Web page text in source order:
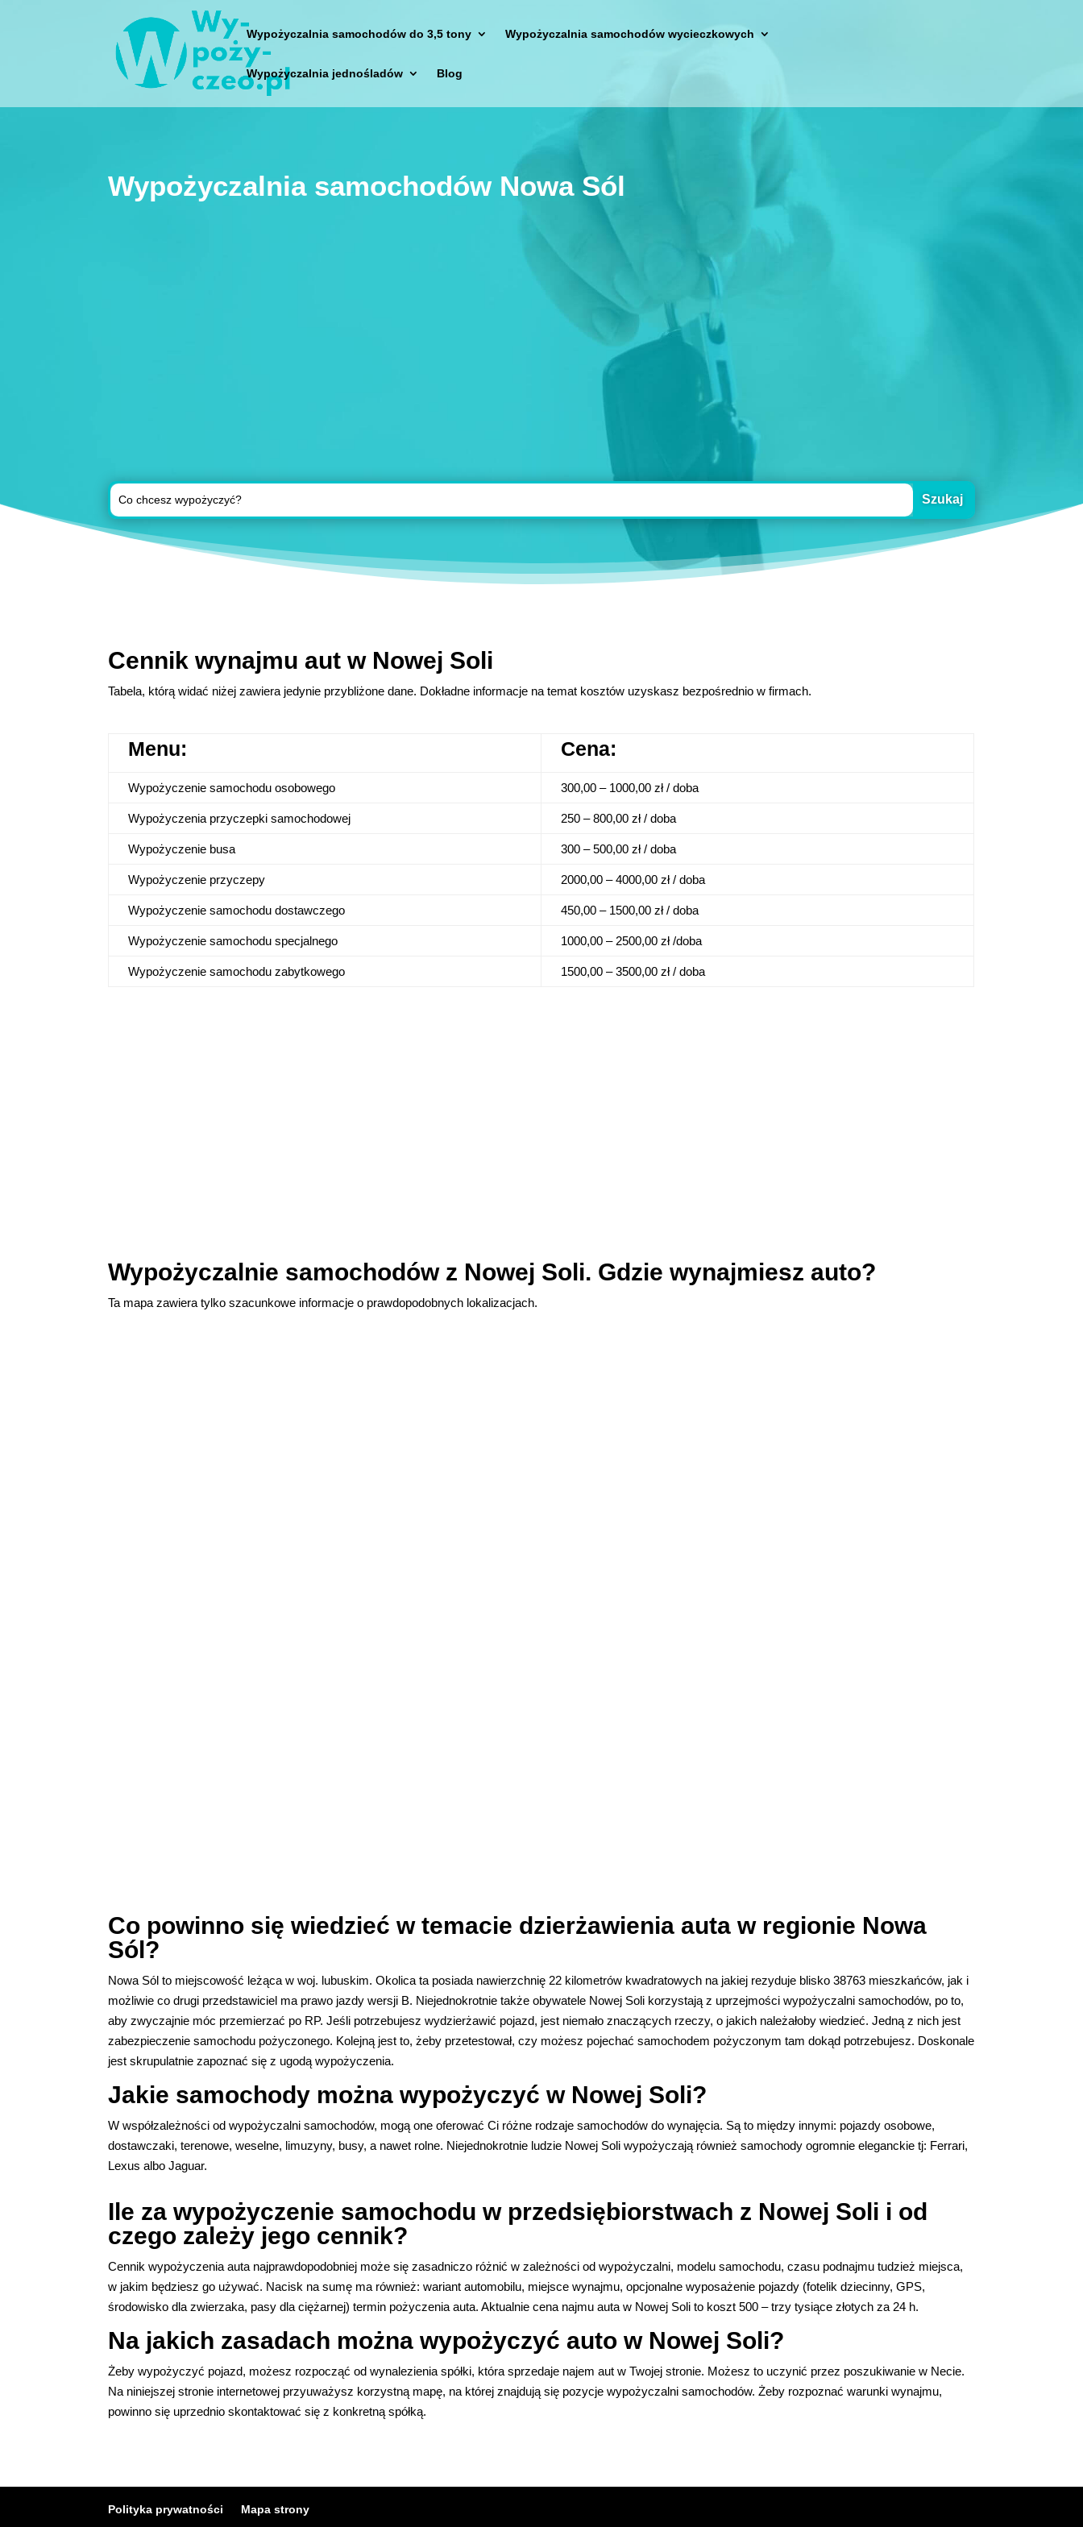
Wypożyczalnia samochodów do 3,5 tony Wypożyczalnia samochodów wycieczkowych
Wypożyczalnia jednośladów Blog
Wypożyczalnia samochodów Nowa Sól
Cennik wynajmu aut w Nowej Soli
Tabela, którą widać niżej zawiera jedynie przybliżone dane. Dokładne informacje na temat kosztów uzyskasz bezpośrednio w firmach.
Menu: Cena:
Wypożyczenie samochodu osobowego 300,00 – 1000,00 zł / doba
Wypożyczenia przyczepki samochodowej 250 – 800,00 zł / doba
Wypożyczenie busa 300 – 500,00 zł / doba
Wypożyczenie przyczepy 2000,00 – 4000,00 zł / doba
Wypożyczenie samochodu dostawczego 450,00 – 1500,00 zł / doba
Wypożyczenie samochodu specjalnego 1000,00 – 2500,00 zł /doba
Wypożyczenie samochodu zabytkowego 1500,00 – 3500,00 zł / doba
Wypożyczalnie samochodów z Nowej Soli. Gdzie wynajmiesz auto?
Ta mapa zawiera tylko szacunkowe informacje o prawdopodobnych lokalizacjach.
Co powinno się wiedzieć w temacie dzierżawienia auta w regionie Nowa
Sól?
Nowa Sól to miejscowość leżąca w woj. lubuskim. Okolica ta posiada nawierzchnię 22 kilometrów kwadratowych na jakiej rezyduje blisko 38763 mieszkańców, jak i
możliwie co drugi przedstawiciel ma prawo jazdy wersji B. Niejednokrotnie także obywatele Nowej Soli korzystają z uprzejmości wypożyczalni samochodów, po to,
aby zwyczajnie móc przemierzać po RP. Jeśli potrzebujesz wydzierżawić pojazd, jest niemało znaczących rzeczy, o jakich należałoby wiedzieć. Jedną z nich jest
zabezpieczenie samochodu pożyczonego. Kolejną jest to, żeby przetestował, czy możesz pojechać samochodem pożyczonym tam dokąd potrzebujesz. Doskonale
jest skrupulatnie zapoznać się z ugodą wypożyczenia.
Jakie samochody można wypożyczyć w Nowej Soli?
W współzależności od wypożyczalni samochodów, mogą one oferować Ci różne rodzaje samochodów do wynajęcia. Są to między innymi: pojazdy osobowe,
dostawczaki, terenowe, weselne, limuzyny, busy, a nawet rolne. Niejednokrotnie ludzie Nowej Soli wypożyczają również samochody ogromnie eleganckie tj: Ferrari,
Lexus albo Jaguar.
Ile za wypożyczenie samochodu w przedsiębiorstwach z Nowej Soli i od
czego zależy jego cennik?
Cennik wypożyczenia auta najprawdopodobniej może się zasadniczo różnić w zależności od wypożyczalni, modelu samochodu, czasu podnajmu tudzież miejsca,
w jakim będziesz go używać. Nacisk na sumę ma również: wariant automobilu, miejsce wynajmu, opcjonalne wyposażenie pojazdy (fotelik dziecinny, GPS,
środowisko dla zwierzaka, pasy dla ciężarnej) termin pożyczenia auta. Aktualnie cena najmu auta w Nowej Soli to koszt 500 – trzy tysiące złotych za 24 h.
Na jakich zasadach można wypożyczyć auto w Nowej Soli?
Żeby wypożyczyć pojazd, możesz rozpocząć od wynalezienia spółki, która sprzedaje najem aut w Twojej stronie. Możesz to uczynić przez poszukiwanie w Necie.
Na niniejszej stronie internetowej przyuważysz korzystną mapę, na której znajdują się pozycje wypożyczalni samochodów. Żeby rozpoznać warunki wynajmu,
powinno się uprzednio skontaktować się z konkretną spółką.
Polityka prywatności Mapa strony